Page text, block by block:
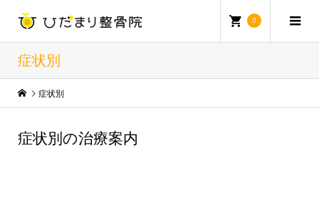
0
症状別
症状別
症状別の治療案内